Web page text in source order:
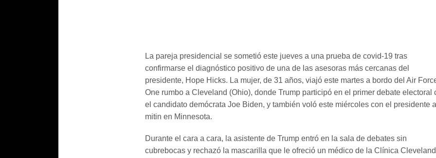
La pareja presidencial se sometió este jueves a una prueba de covid-19 tras
confirmarse el diagnóstico positivo de una de las asesoras más cercanas del
presidente, Hope Hicks. La mujer, de 31 años, viajó este martes a bordo del Air
One rumbo a Cleveland (Ohio), donde Trump participó en el primer debate electoral
el candidato demócrata Joe Biden, y también voló este miércoles con el presidente
mitin en Minnesota.
Durante el cara a cara, la asistente de Trump entró en la sala de debates sin
cubrebocas y rechazó la mascarilla que le ofreció un médico de la Clínica